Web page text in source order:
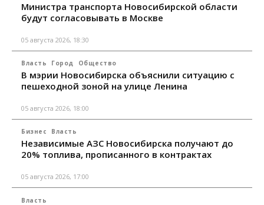
Министра транспорта Новосибирской области
будут согласовывать в Москве
05 августа 2026, 18:30
Власть Город Общество
В мэрии Новосибирска объяснили ситуацию с
пешеходной зоной на улице Ленина
05 августа 2026, 18:00
Бизнес Власть
Независимые АЗС Новосибирска получают до
20% топлива, прописанного в контрактах
05 августа 2026, 17:00
Власть